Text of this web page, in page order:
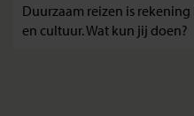
Duurzaam reizen is
en cultuur. Wat kun jij doen?